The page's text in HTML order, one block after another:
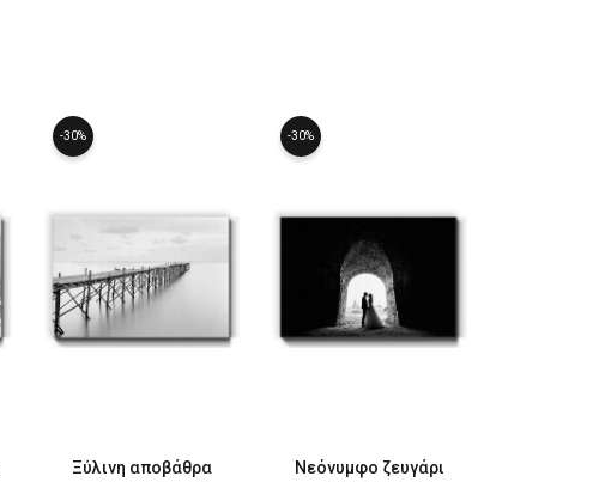
-30%
Ξύλινη αποβάθρα
-30%
Νεόνυμφο ζευγάρι